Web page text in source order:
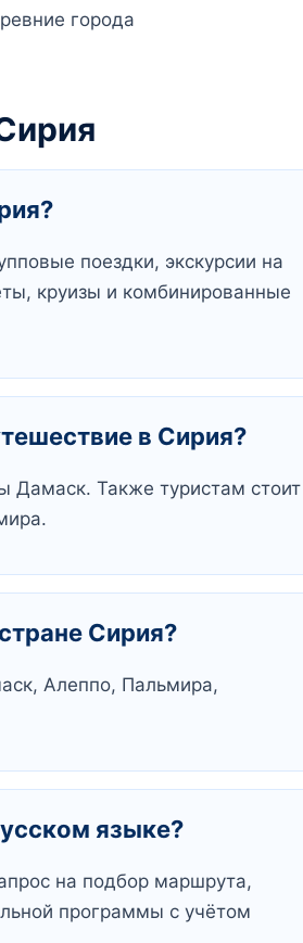
города
поездки, экскурсии на
круизы и комбинированные
в Сирия?
Дамаск. Также туристам стоит
Сирия?
Алеппо, Пальмира,
языке?
на подбор маршрута,
программы с учётом